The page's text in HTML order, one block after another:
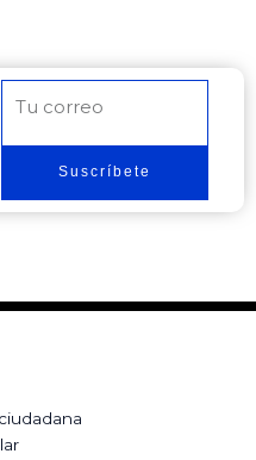
electrónico
Suscríbete